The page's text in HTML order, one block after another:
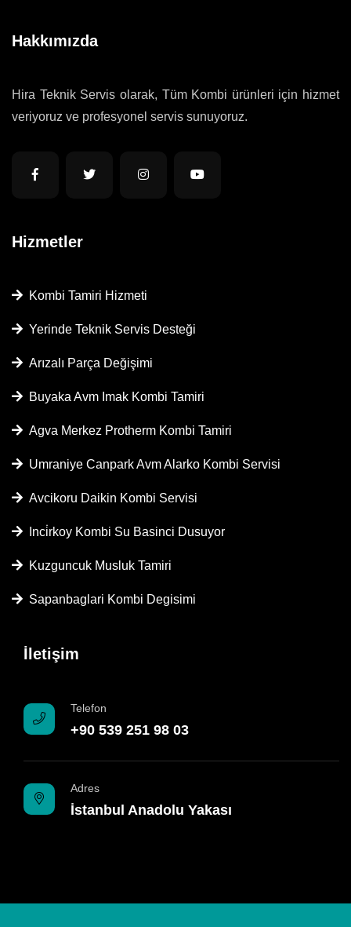
Hakkımızda
Hira Teknik Servis olarak, Tüm Kombi ürünleri için hizmet
veriyoruz ve profesyonel servis sunuyoruz.
Hizmetler
Kombi Tamiri Hizmeti
Yerinde Teknik Servis Desteği
Arızalı Parça Değişimi
Buyaka Avm Imak Kombi Tamiri
Agva Merkez Protherm Kombi Tamiri
Umraniye Canpark Avm Alarko Kombi Servisi
Avcikoru Daikin Kombi Servisi
Inci̇rkoy Kombi Su Basinci Dusuyor
Kuzguncuk Musluk Tamiri
Sapanbaglari Kombi Degisimi
İletişim
Telefon
+90 539 251 98 03
Adres
İstanbul Anadolu Yakası